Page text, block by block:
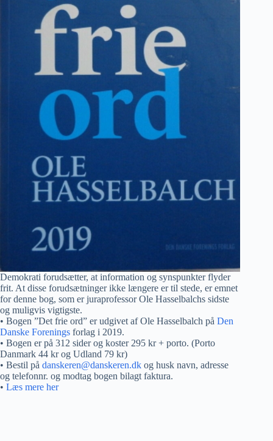
Demokrati forudsætter, at information og synspunkter flyder
frit. At disse forudsætninger ikke længere er til stede, er emnet
for denne bog, som er juraprofessor Ole Hasselbalchs sidste
og muligvis vigtigste.
• Bogen ”Det frie ord” er udgivet af Ole Hasselbalch på Den
Danske Forenings forlag i 2019.
• Bogen er på 312 sider og koster 295 kr + porto. (Porto
Danmark 44 kr og Udland 79 kr)
• Bestil på danskeren@danskeren.dk og husk navn, adresse
og telefonnr. og modtag bogen bilagt faktura.
• Læs mere her